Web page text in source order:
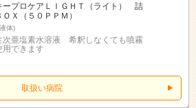
ープロケアＬＩＧＨＴ（ライト） 詰
Ｘ（５０ＰＰＭ）
体)
次亜塩素水溶液 希釈しなくても噴霧
用できます
取扱い病院